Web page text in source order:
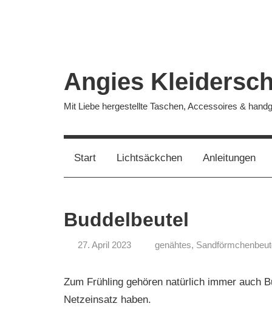
Angies
Mit Liebe hergestellte Taschen, Accessoires &
Start Lichtsäckchen Anleitungen
Buddelbeutel
27. April 2023
Mühe
genähtes,
Zum Frühling gehören natürlich immer auch
Netzeinsatz haben.